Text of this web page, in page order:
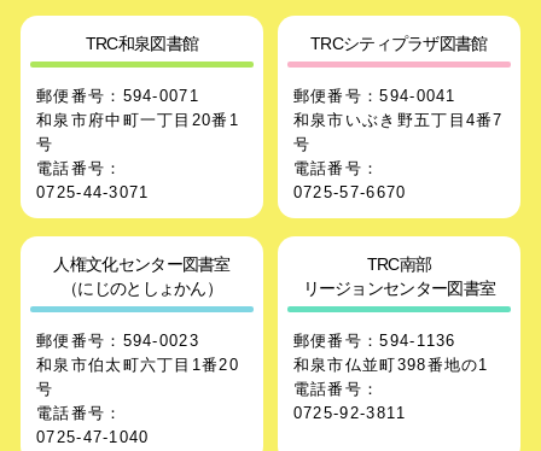
TRC和泉図書館
郵便番号：594-0071
和泉市府中町一丁目20番1
号
電話番号：
0725-44-3071
TRCシティプラザ図書館
郵便番号：594-0041
和泉市いぶき野五丁目4番7
号
電話番号：
0725-57-6670
人権文化センター図書室
（にじのとしょかん）
郵便番号：594-0023
和泉市伯太町六丁目1番20
号
電話番号：
0725-47-1040
TRC南部
リージョンセンター図書室
郵便番号：594-1136
和泉市仏並町398番地の1
電話番号：
0725-92-3811